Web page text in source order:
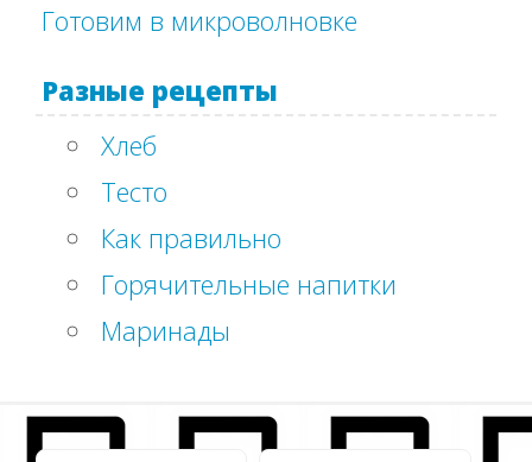
Готовим в микроволновке
Разные рецепты
Хлеб
Тесто
Как правильно
Горячительные напитки
Маринады